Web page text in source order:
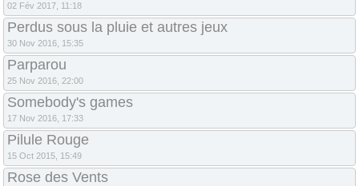
02 Fév 2017, 11:18
Perdus sous la pluie et autres jeux
30 Nov 2016, 15:35
Parparou
25 Nov 2016, 22:00
Somebody's games
17 Nov 2016, 17:33
Pilule Rouge
15 Oct 2015, 15:49
Rose des Vents